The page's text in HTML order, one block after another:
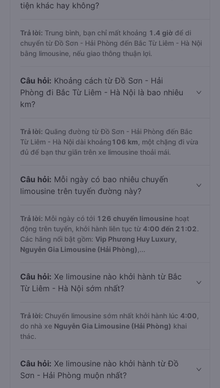
tiện khác hay không?
Trả lời: Trung bình, bạn chỉ mất khoảng 1.4 giờ để di
chuyển từ Đồ Sơn - Hải Phòng đến Bắc Từ Liêm - Hà Nội
bằng limousine, nếu giao thông thuận lợi.
Câu hỏi: Khoảng cách từ Đồ Sơn - Hải
Phòng đi Bắc Từ Liêm - Hà Nội là bao nhiêu
km?
Trả lời: Quãng đường từ Đồ Sơn - Hải Phòng đến Bắc
Từ Liêm - Hà Nội dài khoảng106 km , một chặng đi vừa
đủ để bạn thư giãn trên xe limousine thoải mái.
Câu hỏi: Mỗi ngày có bao nhiêu chuyến
limousine trên tuyến đường này?
Trả lời: Mỗi ngày có tới 126 chuyến limousine hoạt
động trên tuyến, khởi hành liên tục từ 4:00 đến 21:02.
Các hãng nổi bật gồm: Vip Phương Huy Luxury,
Nguyễn Gia Limousine (Hải Phòng) ,...
Câu hỏi: Xe limousine nào khởi hành từ Bắc
Từ Liêm - Hà Nội sớm nhất?
Trả lời: Chuyến limousine sớm nhất khởi hành lúc 4:00
do nhà xe Nguyễn Gia Limousine (Hải Phòng) khai
thác.
Câu hỏi: Xe limousine nào khởi hành từ Đồ
Sơn - Hải Phòng muộn nhất?